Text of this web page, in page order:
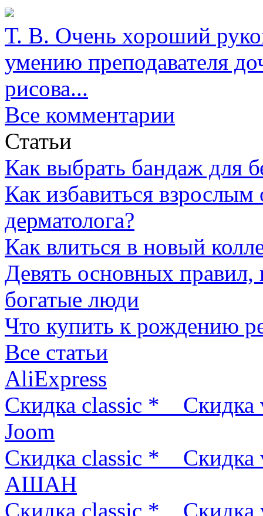
Т. В. Очень хороший
умению преподавателя
рисова...
Все комментарии
Статьи
Как выбрать бандаж для
Как избавиться
дерматолога?
Как влиться в новый
Девять основных
богатые люди
Что купить к рождению
Все статьи
AliExpress
Скидка classic *
Скидка
Joom
Скидка classic *
Скидка
АШАН
Скидка classic *
Скидка